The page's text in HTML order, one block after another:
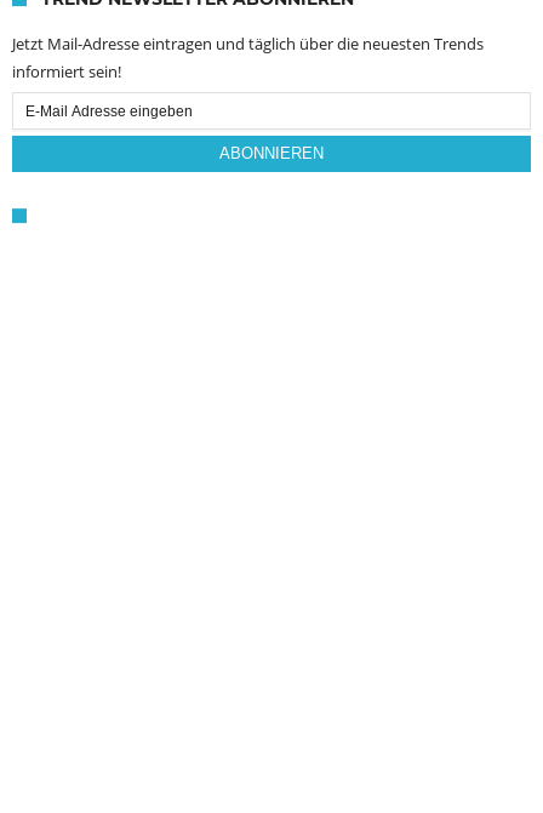
Jetzt Mail-Adresse eintragen und täglich über die neuesten Trends
informiert sein!
Email
Subscription
ABONNIEREN